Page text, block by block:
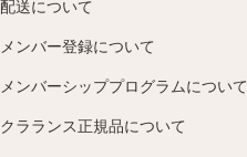
配送について
メンバー登録について
メンバーシッププログラムについて
クラランス正規品について